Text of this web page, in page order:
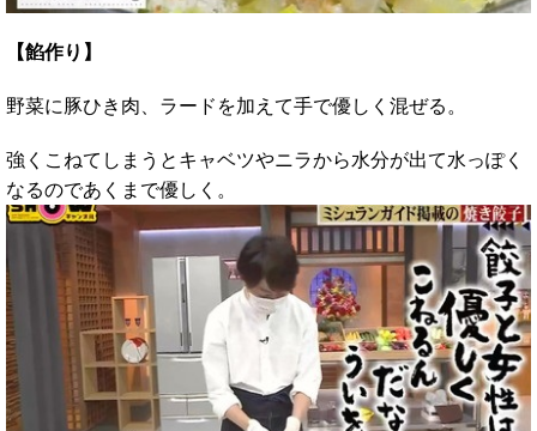
【餡作り】
野菜に豚ひき肉、ラードを加えて手で優しく混ぜる。
強くこねてしまうとキャベツやニラから水分が出て水っぽく
なるのであくまで優しく。